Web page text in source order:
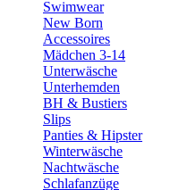
Swimwear
New Born
Accessoires
Mädchen 3-14
Unterwäsche
Unterhemden
BH & Bustiers
Slips
Panties & Hipster
Winterwäsche
Nachtwäsche
Schlafanzüge